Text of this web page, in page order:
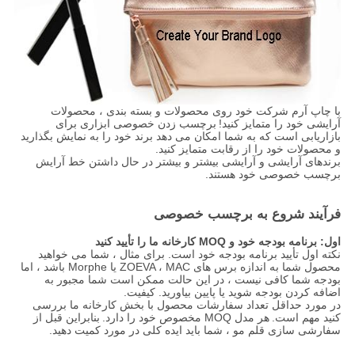
با چاپ آرم شرکت خود روی محصولات و بسته بندی ، محصولات
آرایشی خود را متمایز کنید! برچسب زدن خصوصی ابزاری برای
بازاریابی است که به شما امکان می دهد برند خود را به نمایش بگذارید
و محصولات خود را از رقابت متمایز کنید.
برندهای آرایشی و آرایشی بیشتر و بیشتر در حال داشتن خط آرایش
برچسب خصوصی خود هستند.
فرآیند شروع به برچسب خصوصی
اول: برنامه بودجه خود و MOQ کارخانه ما را تأیید کنید
نکته اول تأیید برنامه بودجه خود است. برای مثال ، شما می خواهید
محصول شما به اندازه برس های ZOEVA ، MAC یا Morphe باشد ، اما
بودجه شما کافی نیست ، در این حالت ممکن است شما مجبور به
اضافه کردن بودجه شوید یا پایین بیاورید. کیفیت.
در مورد حداقل تعداد سفارشات محصول با بخش کارخانه ما بررسی
کنید مهم است. هر مدل MOQ مخصوص خود را دارد.
بنابراین قبل از
سفارشی سازی قلم مو ، شما باید ایده کلی در مورد کمیت دهید.